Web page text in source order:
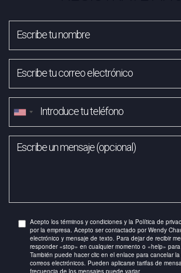
Acepto los términos y condiciones y la Política de
por la empresa. Acepto ser contactado por Wendy
electrónico y mensaje de texto. Para dejar de recibir
responder «stop» en cualquier momento o «help»
También puede hacer clic en el enlace para cancelar
correos electrónicos. Pueden aplicarse tarifas de